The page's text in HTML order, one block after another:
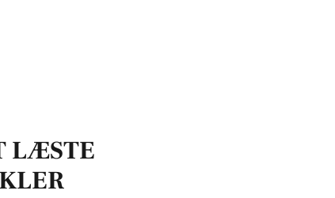
LÆSTE